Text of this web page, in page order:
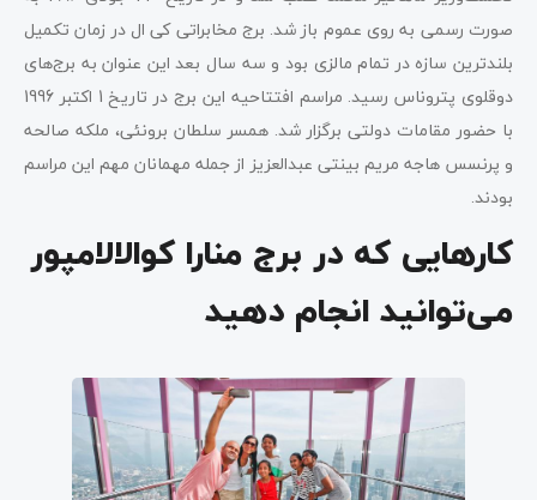
صورت رسمی به روی عموم باز شد. برج مخابراتی کی ال در زمان تکمیل
بلندترین سازه در تمام مالزی بود و سه سال بعد این عنوان به برج‌های
دوقلوی پتروناس رسید. مراسم افتتاحیه این برج در تاریخ 1 اکتبر 1996
با حضور مقامات دولتی برگزار شد. همسر سلطان برونئی، ملکه صالحه
و پرنسس هاجه مریم بینتی عبدالعزیز از جمله مهمانان مهم این مراسم
بودند.
کارهایی که در برج منارا کوالالامپور
می‌توانید انجام دهید